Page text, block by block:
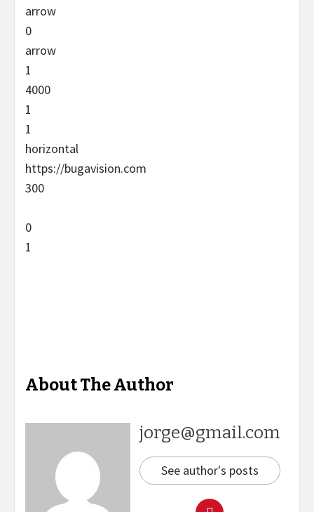
arrow
0
arrow
1
4000
1
1
horizontal
https://bugavision.com
300
0
1
About The Author
jorge@gmail.com
See author's posts